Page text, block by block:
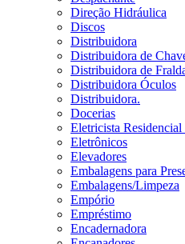
Direção Hidráulica
Discos
Distribuidora
Distribuidora de
Distribuidora de
Distribuidora Óculos
Distribuidora.
Docerias
Eletricista Residencial
Eletrônicos
Elevadores
Embalagens para
Embalagens/Limpeza
Empório
Empréstimo
Encadernadora